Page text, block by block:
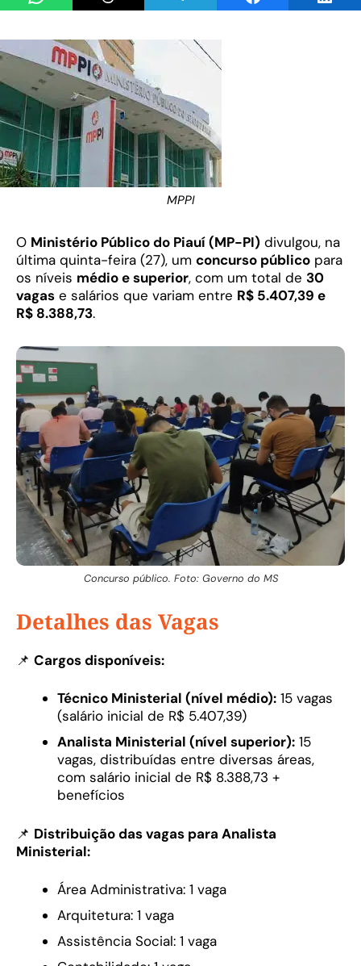
MPPI
O Ministério Público do Piauí (MP-PI) divulgou, na
última quinta-feira (27), um concurso público para
os níveis médio e superior, com um total de 30
vagas e salários que variam entre R$ 5.407,39 e
R$ 8.388,73.
Concurso público. Foto: Governo do MS
Detalhes das Vagas
📌 Cargos disponíveis:
Técnico Ministerial (nível médio): 15 vagas
(salário inicial de R$ 5.407,39)
Analista Ministerial (nível superior): 15
vagas, distribuídas entre diversas áreas,
com salário inicial de R$ 8.388,73 +
benefícios
📌 Distribuição das vagas para Analista
Ministerial:
Área Administrativa: 1 vaga
Arquitetura: 1 vaga
Assistência Social: 1 vaga